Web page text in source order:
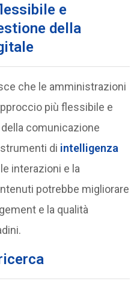
e
della
che le amministrazioni
più flessibile e
comunicazione
di intelligenza
interazioni e la
potrebbe migliorare
e la qualità